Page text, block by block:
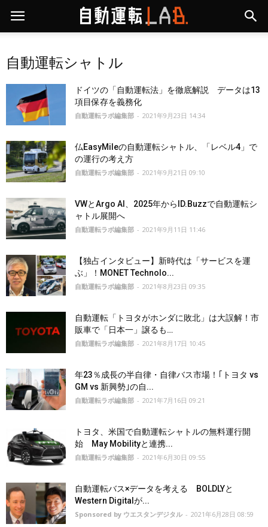
自動運転シャトル
ドイツの「自動運転法」を徹底解説 データは13
項目保存を義務化
自動運転ラボ編集部 - 2021年9月23日 14:34
仏EasyMileの自動運転シャトル、「レベル4」で
の運行の考え方
自動運転ラボ編集部 - 2021年9月21日 09:10
VWとArgo AI、2025年からID.Buzzで自動運転シ
ャトル展開へ
自動運転ラボ編集部 - 2021年9月11日 11:46
【独占インタビュー】新時代は「サービスを運
ぶ」！MONET Technolo...
自動運転ラボ編集部 - 2021年8月23日 09:35
自動運転「トヨタがホンダに敗北」は大誤解！市
販車で「日本一」譲るも…
自動運転ラボ編集部 - 2021年8月17日 10:45
年23％成長の半自律・自律バス市場！｢トヨタ vs
GM vs 新興勢｣の自...
自動運転ラボ編集部 - 2021年7月16日 09:21
トヨタ、米国で自動運転シャトルの無料運行開
始 May Mobilityと連携...
自動運転ラボ編集部 - 2021年6月30日 09:55
自動運転バス×データを考える BOLDLYと
Western Digitalが...
Sponsored by ウエスタンデジタル - 2021年6月28日 08:59